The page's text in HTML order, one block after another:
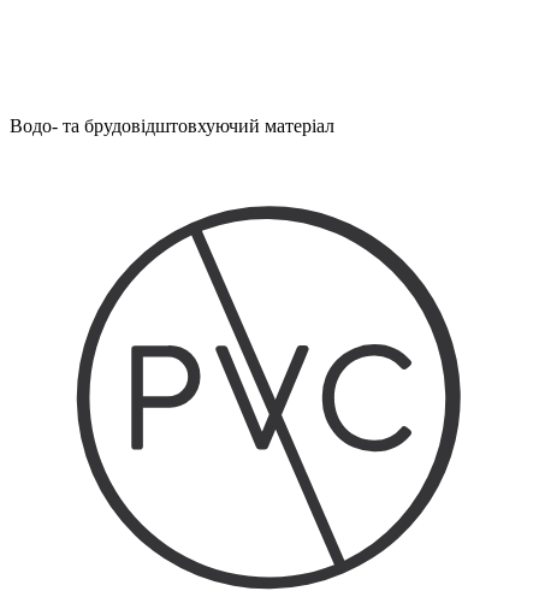
Водо- та брудовідштовхуючий матеріал